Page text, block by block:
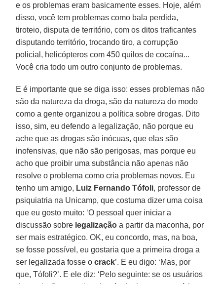
e os problemas eram basicamente esses. Hoje, além
disso, você tem problemas como bala perdida,
tiroteio, disputa de território, com os ditos traficantes
disputando território, trocando tiro, a corrupção
policial, helicópteros com 450 quilos de cocaína...
Você cria todo um outro conjunto de problemas.
E é importante que se diga isso: esses problemas não
são da natureza da droga, são da natureza do modo
como a gente organizou a política sobre drogas. Dito
isso, sim, eu defendo a legalização, não porque eu
ache que as drogas são inócuas, que elas são
inofensivas, que não são perigosas, mas porque eu
acho que proibir uma substância não apenas não
resolve o problema como cria problemas novos. Eu
tenho um amigo, Luiz Fernando Tófoli, professor de
psiquiatria na Unicamp, que costuma dizer uma coisa
que eu gosto muito: ‘O pessoal quer iniciar a
discussão sobre legalização a partir da maconha, por
ser mais estratégico. OK, eu concordo, mas, na boa,
se fosse possível, eu gostaria que a primeira droga a
ser legalizada fosse ocrack’. E eu digo: ‘Mas, por
que, Tófoli?’. E ele diz: ‘Pelo seguinte: se os usuários